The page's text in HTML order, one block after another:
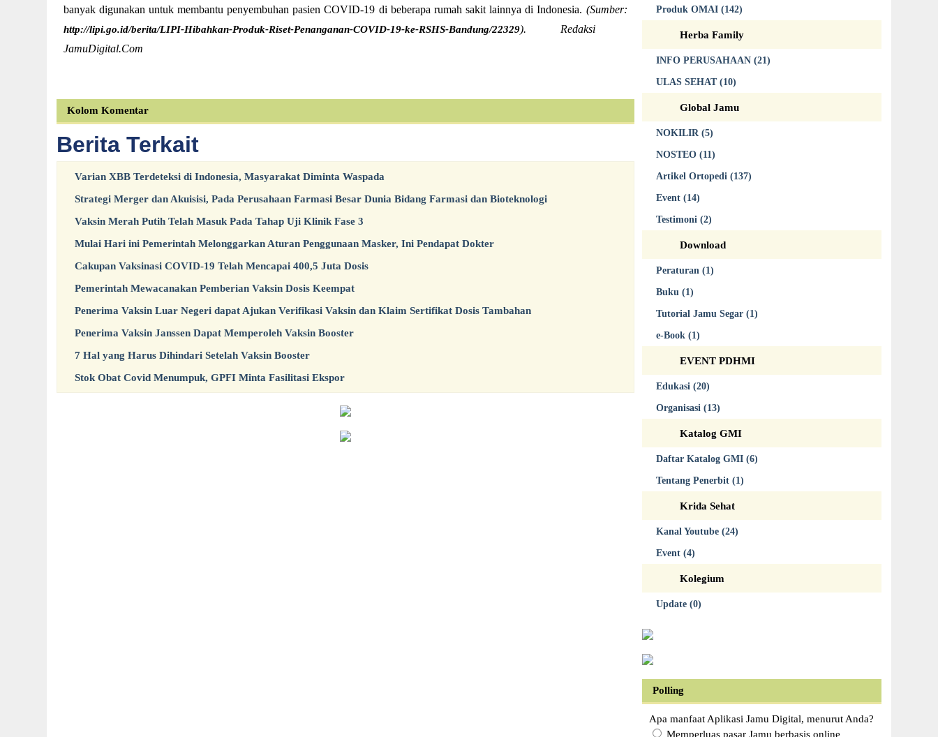
banyak digunakan untuk membantu penyembuhan pasien COVID-19 di beberapa rumah sakit lainnya di Indonesia. (Sumber:
http://lipi.go.id/berita/LIPI-Hibahkan-Produk-Riset-Penanganan-COVID-19-ke-RSHS-Bandung/22329). Redaksi
JamuDigital.Com
Kolom Komentar
Berita Terkait
Varian XBB Terdeteksi di Indonesia, Masyarakat Diminta Waspada
Strategi Merger dan Akuisisi, Pada Perusahaan Farmasi Besar Dunia Bidang Farmasi dan Bioteknologi
Vaksin Merah Putih Telah Masuk Pada Tahap Uji Klinik Fase 3
Mulai Hari ini Pemerintah Melonggarkan Aturan Penggunaan Masker, Ini Pendapat Dokter
Cakupan Vaksinasi COVID-19 Telah Mencapai 400,5 Juta Dosis
Pemerintah Mewacanakan Pemberian Vaksin Dosis Keempat
Penerima Vaksin Luar Negeri dapat Ajukan Verifikasi Vaksin dan Klaim Sertifikat Dosis Tambahan
Penerima Vaksin Janssen Dapat Memperoleh Vaksin Booster
7 Hal yang Harus Dihindari Setelah Vaksin Booster
Stok Obat Covid Menumpuk, GPFI Minta Fasilitasi Ekspor
Produk OMAI (142)
Herba Family
INFO PERUSAHAAN (21)
ULAS SEHAT (10)
Global Jamu
NOKILIR (5)
NOSTEO (11)
Artikel Ortopedi (137)
Event (14)
Testimoni (2)
Download
Peraturan (1)
Buku (1)
Tutorial Jamu Segar (1)
e-Book (1)
EVENT PDHMI
Edukasi (20)
Organisasi (13)
Katalog GMI
Daftar Katalog GMI (6)
Tentang Penerbit (1)
Krida Sehat
Kanal Youtube (24)
Event (4)
Kolegium
Update (0)
Polling
Apa manfaat Aplikasi Jamu Digital, menurut Anda?
Memperluas pasar Jamu berbasis online